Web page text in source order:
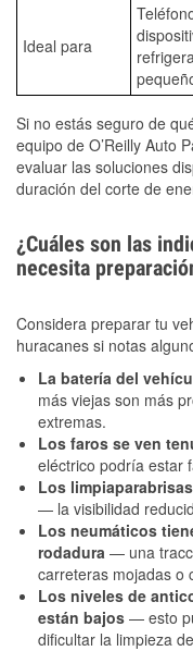
Ideal para
Si no estás seguro de
equipo de O’Reilly Auto
evaluar las soluciones
duración del corte de
¿Cuáles son las
necesita
Considera preparar tu
huracanes si notas
La batería del
más viejas son más
extremas.
Los faros se ven
eléctrico podría estar
Los
— la visibilidad
Los neumáticos
rodadura — una
carreteras mojadas o
Los niveles de
están bajos — esto
dificultar la limpieza